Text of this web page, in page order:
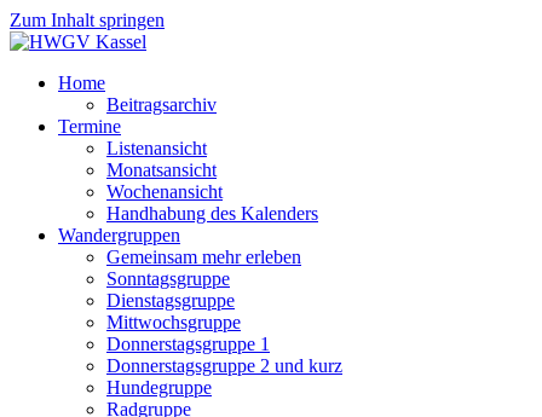
Zum Inhalt springen
Home
Beitragsarchiv
Termine
Listenansicht
Monatsansicht
Wochenansicht
Handhabung des Kalenders
Wandergruppen
Gemeinsam mehr erleben
Sonntagsgruppe
Dienstagsgruppe
Mittwochsgruppe
Donnerstagsgruppe 1
Donnerstagsgruppe 2 und kurz
Hundegruppe
Radgruppe